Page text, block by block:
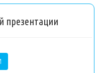
презентации